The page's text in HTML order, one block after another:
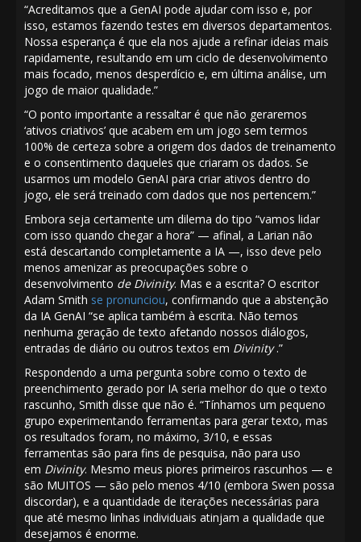
“Acreditamos que a GenAI pode ajudar com isso e, por
isso, estamos fazendo testes em diversos departamentos.
Nossa esperança é que ela nos ajude a refinar ideias mais
rapidamente, resultando em um ciclo de desenvolvimento
mais focado, menos desperdício e, em última análise, um
jogo de maior qualidade.”
“O ponto importante a ressaltar é que não geraremos
‘ativos criativos’ que acabem em um jogo sem termos
100% de certeza sobre a origem dos dados de treinamento
e o consentimento daqueles que criaram os dados. Se
usarmos um modelo GenAI para criar ativos dentro do
jogo, ele será treinado com dados que nos pertencem.”
Embora seja certamente um dilema do tipo “vamos lidar
com isso quando chegar a hora” — afinal, a Larian não
está descartando completamente a IA —, isso deve pelo
menos amenizar as preocupações sobre o
desenvolvimento de Divinity. Mas e a escrita? O escritor
Adam Smith se pronunciou, confirmando que a abstenção
da IA ​​GenAI “se aplica também à escrita. Não temos
nenhuma geração de texto afetando nossos diálogos,
entradas de diário ou outros textos em Divinity.”
Respondendo a uma pergunta sobre como o texto de
preenchimento gerado por IA seria melhor do que o texto
rascunho, Smith disse que não é. “Tínhamos um pequeno
grupo experimentando ferramentas para gerar texto, mas
os resultados foram, no máximo, 3/10, e essas
ferramentas são para fins de pesquisa, não para uso
em Divinity. Mesmo meus piores primeiros rascunhos — e
são MUITOS — são pelo menos 4/10 (embora Swen possa
discordar), e a quantidade de iterações necessárias para
que até mesmo linhas individuais atinjam a qualidade que
desejamos é enorme.